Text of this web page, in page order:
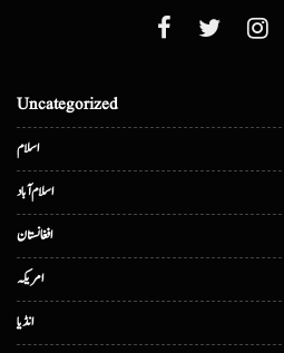
Uncategorized
اسلام
اسلام آباد
افغانستان
امریکہ
انڈیا